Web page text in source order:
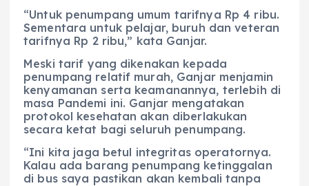
“Untuk penumpang umum tarifnya Rp 4 ribu.
Sementara untuk pelajar, buruh dan veteran
tarifnya Rp 2 ribu,” kata Ganjar.
Meski tarif yang dikenakan kepada
penumpang relatif murah, Ganjar menjamin
kenyamanan serta keamanannya, terlebih di
masa Pandemi ini. Ganjar mengatakan
protokol kesehatan akan diberlakukan
secara ketat bagi seluruh penumpang.
“Ini kita jaga betul integritas operatornya.
Kalau ada barang penumpang ketinggalan
di bus saya pastikan akan kembali tanpa